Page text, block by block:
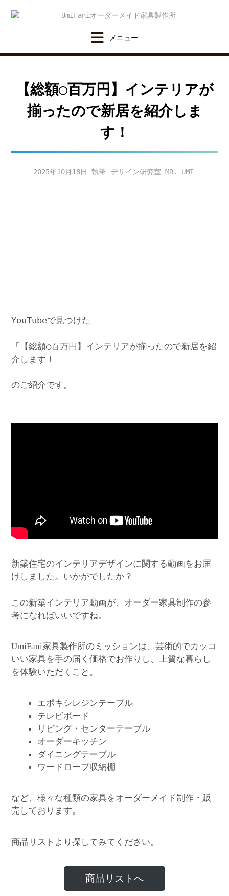
【総額◯百万円】インテリアが
揃ったので新居を紹介しま
す！
2025年10月18日 デザイン研究室 MR. UMI
YouTubeで見つけた
「【総額◯百万円】インテリアが揃ったので新居を紹
介します！」
のご紹介です。
新築住宅のインテリアデザインに関する動画をお届
けしました。いかがでしたか？
この新築インテリア動画が、オーダー家具制作の参
考になればいいですね。
UmiFani家具製作所のミッションは、芸術的でカッコ
いい家具を手の届く価格でお作りし、上質な暮らし
を体験いただくこと。
エポキシレジンテーブル
テレビボード
リビング・センターテーブル
オーダーキッチン
ダイニングテーブル
ワードローブ収納棚
など、様々な種類の家具をオーダーメイド制作・販
売しております。
商品リストより探してみてください。
商品リストへ